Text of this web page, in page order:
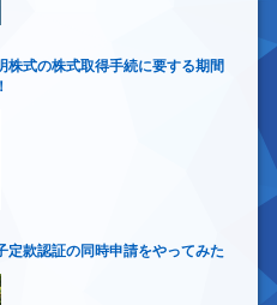
式の株式取得手続に要する期間
定款認証の同時申請をやってみた